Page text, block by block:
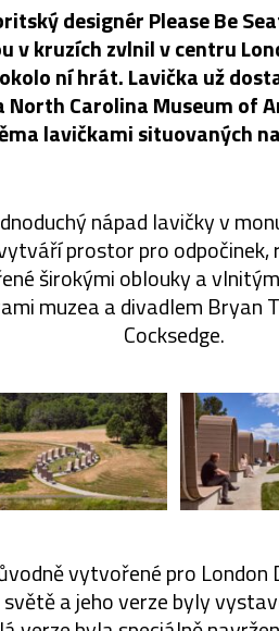
designér Please Be
v kruzích zvlnil v centru
ní hrát. Lavička už
Carolina Museum of
lavičkami situovaných
nápad lavičky v
prostor pro
širokými oblouky a
muzea a divadlem Bryan
Cocksedge.
vytvořené pro
a jeho verze byly